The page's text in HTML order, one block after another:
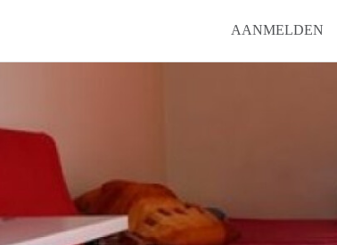
AANMELDEN